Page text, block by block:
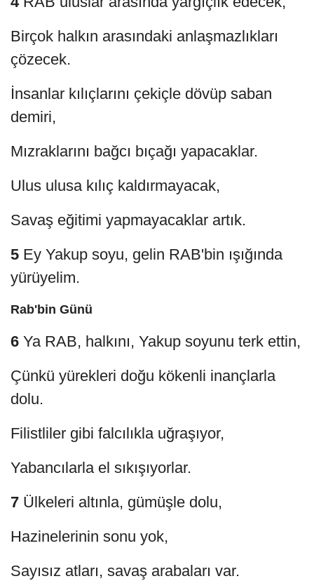
Birçok halkın arasındaki anlaşmazlıkları
çözecek.
İnsanlar kılıçlarını çekiçle dövüp saban
demiri,
Mızraklarını bağcı bıçağı yapacaklar.
Ulus ulusa kılıç kaldırmayacak,
Savaş eğitimi yapmayacaklar artık.
5 Ey Yakup soyu, gelin RAB'bin ışığında
yürüyelim.
Rab'bin Günü
6 Ya RAB, halkını, Yakup soyunu terk ettin,
Çünkü yürekleri doğu kökenli inançlarla
dolu.
Filistliler gibi falcılıkla uğraşıyor,
Yabancılarla el sıkışıyorlar.
7 Ülkeleri altınla, gümüşle dolu,
Hazinelerinin sonu yok,
Sayısız atları, savaş arabaları var.